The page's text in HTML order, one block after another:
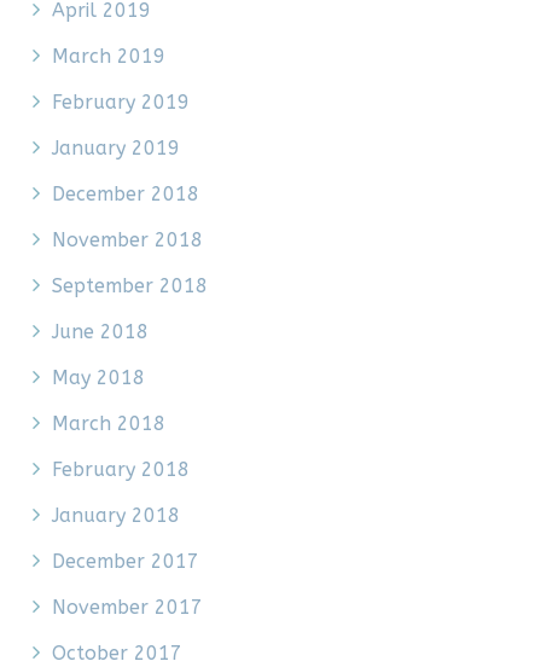
April 2019
March 2019
February 2019
January 2019
December 2018
November 2018
September 2018
June 2018
May 2018
March 2018
February 2018
January 2018
December 2017
November 2017
October 2017